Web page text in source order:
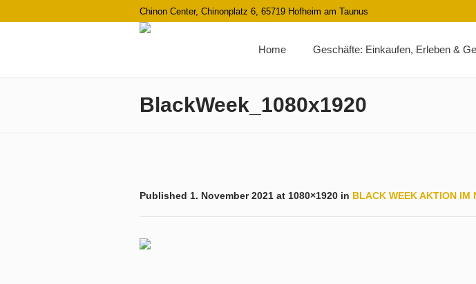
Chinon Center, Chinonplatz 6, 65719 Hofheim am Taunus
Home Geschäfte: Einkaufen, Erleben &
BlackWeek_1080x1920
Published 1. November 2021 at 1080×1920 in BLACK WEEK AKTION IM